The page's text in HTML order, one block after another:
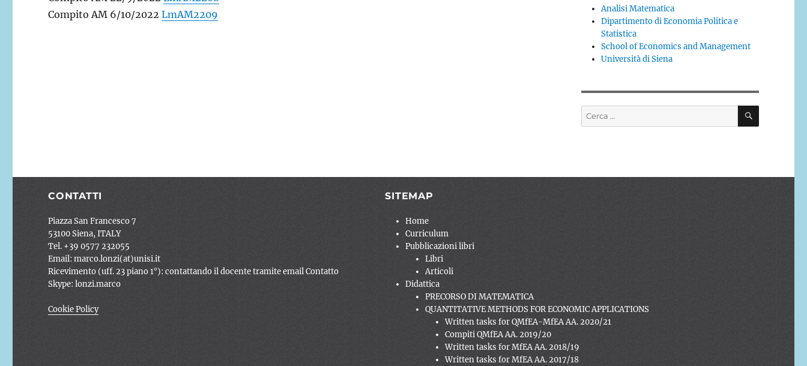
Compito AM 6/10/2022LmAM2209
Analisi Matematica
Dipartimento di Economia Politica e
Statistica
School of Economics and Management
Università di Siena
Cerca: CERCA
CONTATTI
Piazza San Francesco 7
53100 Siena, ITALY
Tel. +39 0577 232055
Email: marco.lonzi(at)unisi.it
Ricevimento (uff. 23 piano 1°): contattando il docente tramite email Contatto
Skype: lonzi.marco
Cookie Policy
SITEMAP
Home
Curriculum
Pubblicazioni libri
Libri
Articoli
Didattica
PRECORSO DI MATEMATICA
QUANTITATIVE METHODS FOR ECONOMIC APPLICATIONS
Written tasks for QMfEA-MfEA AA. 2020/21
Compiti QMfEA AA. 2019/20
Written tasks for MfEA AA. 2018/19
Written tasks for MfEA AA. 2017/18